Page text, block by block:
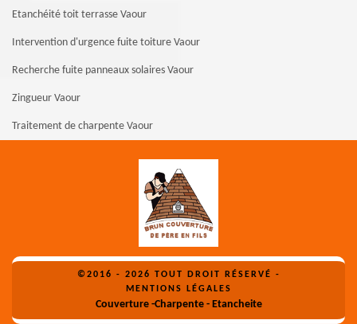
Etanchéité toit terrasse Vaour
Intervention d'urgence fuite toiture Vaour
Recherche fuite panneaux solaires Vaour
Zingueur Vaour
Traitement de charpente Vaour
©2016 - 2026 TOUT DROIT RÉSERVÉ -
MENTIONS LÉGALES
Couverture -Charpente - Etancheite